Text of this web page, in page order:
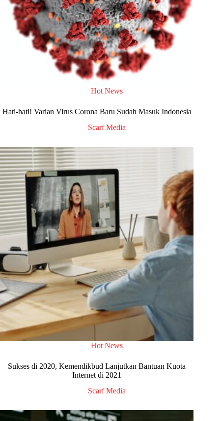
Hot News
Hati-hati! Varian Virus Corona Baru Sudah Masuk Indonesia
Scarf Media
Hot News
Sukses di 2020, Kemendikbud Lanjutkan Bantuan Kuota
Internet di 2021
Scarf Media